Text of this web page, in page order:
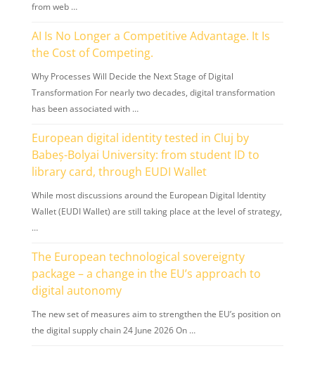
from web …
AI Is No Longer a Competitive Advantage. It Is
the Cost of Competing.
Why Processes Will Decide the Next Stage of Digital
Transformation For nearly two decades, digital transformation
has been associated with …
European digital identity tested in Cluj by
Babeș-Bolyai University: from student ID to
library card, through EUDI Wallet
While most discussions around the European Digital Identity
Wallet (EUDI Wallet) are still taking place at the level of strategy,
…
The European technological sovereignty
package – a change in the EU’s approach to
digital autonomy
The new set of measures aim to strengthen the EU’s position on
the digital supply chain 24 June 2026 On …